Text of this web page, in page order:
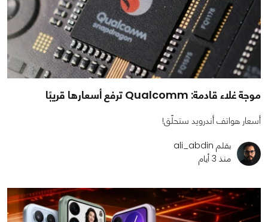
موجة غلاء قادمة: Qualcomm ترفع أسعارها قريبًا
أسعار هواتف أندرويد ستحلّق!
بقلم ali_abdin
منذ 3 أيام